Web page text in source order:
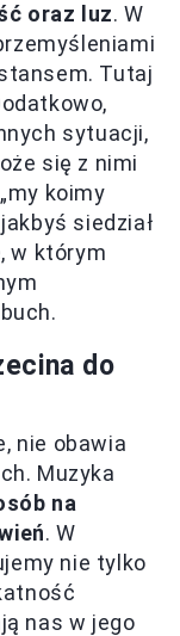
oraz luz. W
Tutaj
sytuacji,
się z nimi
koimy
siedział
w którym
do
nie obawia
Muzyka
na
. W
nie tylko
nas w jego